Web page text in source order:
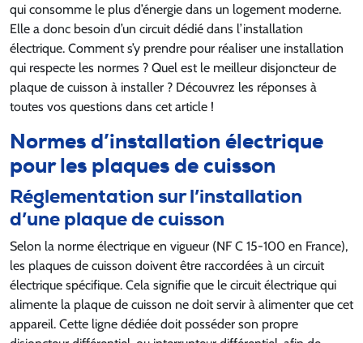
qui consomme le plus d’énergie dans un logement moderne.
Elle a donc besoin d’un circuit dédié dans l’installation
électrique. Comment s’y prendre pour réaliser une installation
qui respecte les normes ? Quel est le meilleur disjoncteur de
plaque de cuisson à installer ? Découvrez les réponses à
toutes vos questions dans cet article !
Normes d’installation électrique
pour les plaques de cuisson
Réglementation sur l’installation
d’une plaque de cuisson
Selon la norme électrique en vigueur (NF C 15-100 en France),
les plaques de cuisson doivent être raccordées à un circuit
électrique spécifique. Cela signifie que le circuit électrique qui
alimente la plaque de cuisson ne doit servir à alimenter que cet
appareil. Cette ligne dédiée doit posséder son propre